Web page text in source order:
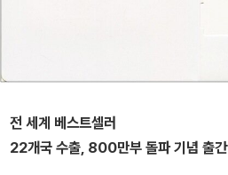
전 세계 베스트셀러
22개국 수출, 800만부 돌파 기념 출간